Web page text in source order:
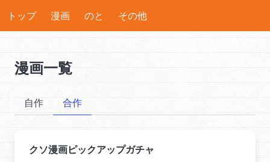
トップ 漫画 のと その他
漫画一覧
自作 合作
クソ漫画ピックアップガチャ